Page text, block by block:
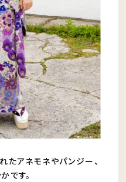
たアネモネやパンジー、
です。